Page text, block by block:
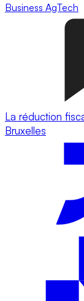
Business AgTech
La réduction
Bruxelles